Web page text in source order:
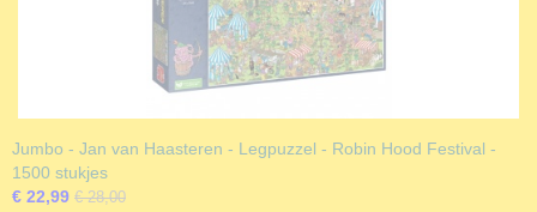
Jumbo - Jan van Haasteren - Legpuzzel - Robin Hood Festival -
1500 stukjes
€ 22,99 € 28,00